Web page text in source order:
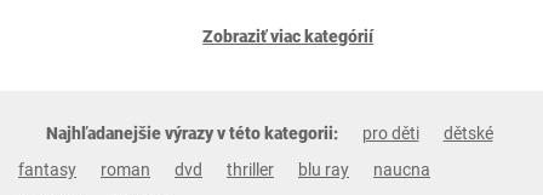
Zobraziť viac kategórií
Najhľadanejšie výrazy v této kategorii: pro děti
dětské
fantasy
roman dvd thriller blu ray
naucna